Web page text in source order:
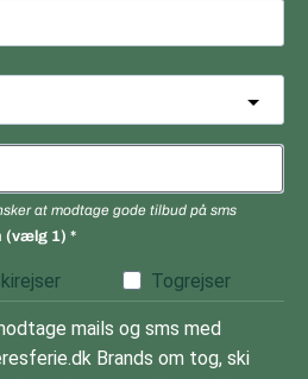
at modtage gode tilbud på sms
(vælg 1)
Togrejser
mails og sms med
Brands om tog, ski